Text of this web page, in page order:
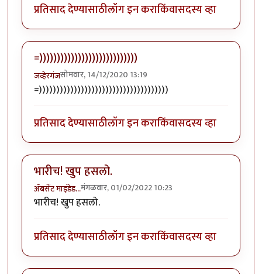
प्रतिसाद देण्यासाठीलॉग इन कराकिंवासदस्य व्हा
=))))))))))))))))))))))))))))
जव्हेरगंजसोमवार, 14/12/2020 13:19
=)))))))))))))))))))))))))))))))))))))
प्रतिसाद देण्यासाठीलॉग इन कराकिंवासदस्य व्हा
भारीच! खुप हसलो.
ॲबसेंट माइंडेड…मंगळवार, 01/02/2022 10:23
भारीच! खुप हसलो.
प्रतिसाद देण्यासाठीलॉग इन कराकिंवासदस्य व्हा